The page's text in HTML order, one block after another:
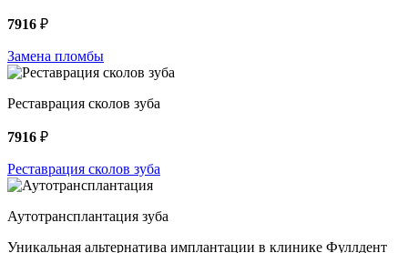
7916 ₽
Замена пломбы
Реставрация сколов зуба
7916 ₽
Реставрация сколов зуба
Аутотрансплантация зуба
Уникальная альтернатива имплантации в клинике Фуллдент